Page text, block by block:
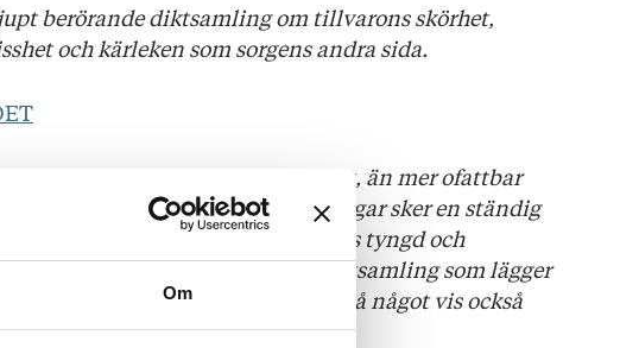
Om
berörande diktsamling om tillvarons skörhet,
och kärleken som sorgens andra sida.
intighet, dess totala ogripbarhet, än mer ofattbar
barn som försvinner. I Anteckningar sker en ständig
ögonblickens lätthet, sorgens tyngd och
natur. Det är en diktsamling som lägger
Forsströms tidigare, men den är på något vis också
destillerad i sorgens språk.